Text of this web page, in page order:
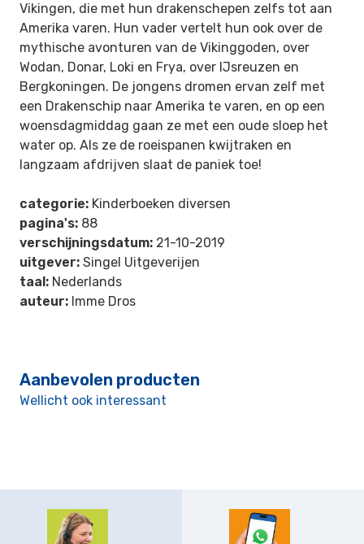
Vikingen, die met hun drakenschepen zelfs tot aan
Amerika varen. Hun vader vertelt hun ook over de
mythische avonturen van de Vikinggoden, over
Wodan, Donar, Loki en Frya, over IJsreuzen en
Bergkoningen. De jongens dromen ervan zelf met
een Drakenschip naar Amerika te varen, en op een
woensdagmiddag gaan ze met een oude sloep het
water op. Als ze de roeispanen kwijtraken en
langzaam afdrijven slaat de paniek toe!
categorie: Kinderboeken diversen
pagina's: 88
verschijningsdatum: 21-10-2019
uitgever: Singel Uitgeverijen
taal: Nederlands
auteur: Imme Dros
Aanbevolen producten
Wellicht ook interessant